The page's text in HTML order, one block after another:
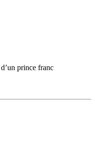
prince franc